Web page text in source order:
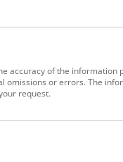
accuracy of the information
omissions or errors. The
request.